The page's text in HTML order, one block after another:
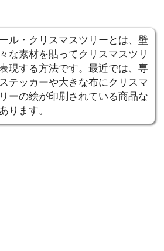
ル・クリスマスツリーとは、壁
な素材を貼ってクリスマスツリ
現する方法です。最近では、専
テッカーや大きな布にクリスマ
ーの絵が印刷されている商品な
ります。